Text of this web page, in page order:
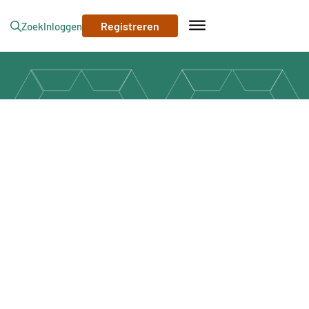
ZoekInloggen Registreren